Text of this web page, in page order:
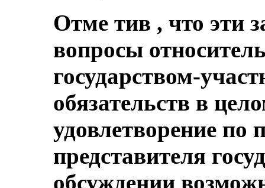
Отме тив , что эти
вопросы
государством-
обязательств в
удовлетворение по
представителя
обсуждении